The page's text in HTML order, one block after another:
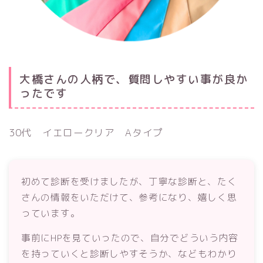
大橋さんの人柄で、質問しやすい事が良か
ったです
30代 イエロークリア Aタイプ
初めて診断を受けましたが、丁寧な診断と、たく
さんの情報をいただけて、参考になり、嬉しく思
っています。
事前にHPを見ていったので、自分でどういう内容
を持っていくと診断しやすそうか、などもわかり